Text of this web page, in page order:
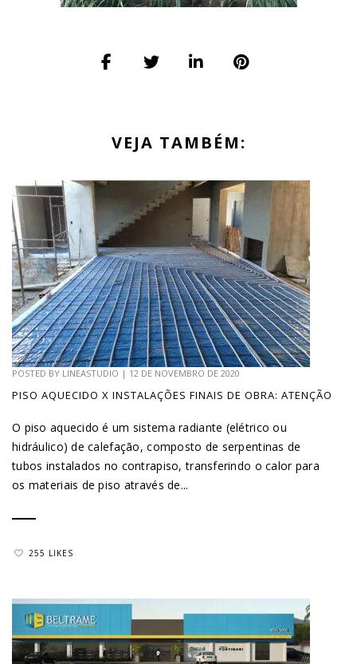
VEJA TAMBÉM:
POSTED BY LINEASTUDIO | 12 DE NOVEMBRO DE 2020
PISO AQUECIDO X INSTALAÇÕES FINAIS DE OBRA: ATENÇÃO
O piso aquecido é um sistema radiante (elétrico ou
hidráulico) de calefação, composto de serpentinas de
tubos instalados no contrapiso, transferindo o calor para
os materiais de piso através de...
255 LIKES